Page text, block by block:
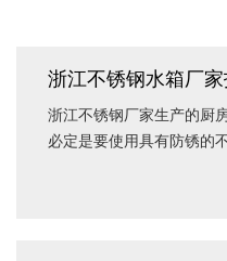
浙江不锈钢水箱厂
浙江不锈钢厂家​生产的厨
必定是要使用具有防锈的